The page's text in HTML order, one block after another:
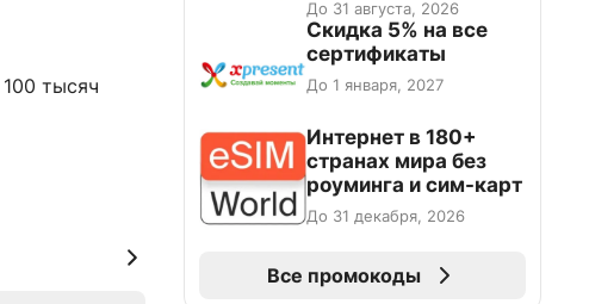
тысяч
До 31 августа, 2026
Скидка 5% на все
сертификаты
До 1 января, 2027
Интернет в 180+
странах мира без
роуминга и сим-карт
До 31 декабря, 2026
Все промокоды